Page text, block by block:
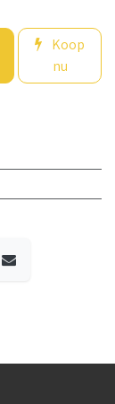
Koop
nu